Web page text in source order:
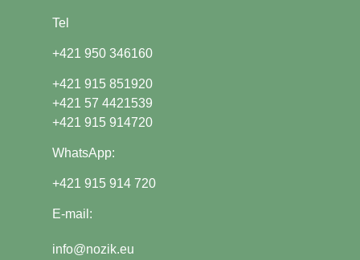
Tel
+421 950 346160
+421 915 851920
+421 57 4421539
+421 915 914720
WhatsApp:
+421 915 914 720
E-mail:
info@nozik.eu